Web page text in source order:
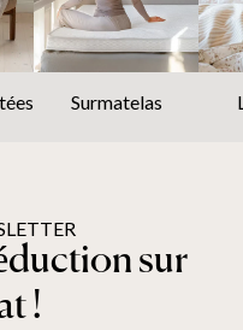
Surmatelas
sur
!